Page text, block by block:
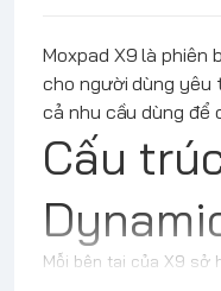
Moxpad X9 là phiên
cho người dùng yêu
cả nhu cầu dùng để
Cấu
Mỗi bên tai của X9 sở